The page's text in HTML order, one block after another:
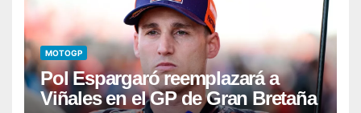
MOTOGP
Pol Espargaró reemplazará a
Viñales en el GP de Gran Bretaña